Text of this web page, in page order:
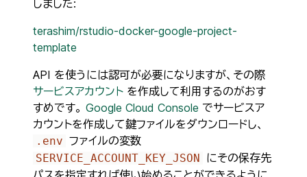
しました:
terashim/rstudio-docker-google-project-
template
API を使うには認可が必要になりますが、その際
サービスアカウント を作成して利用するのがおす
すめです。 Google Cloud Console でサービスア
カウントを作成して鍵ファイルをダウンロードし、
.env ファイルの変数
SERVICE_ACCOUNT_KEY_JSON にその保存先